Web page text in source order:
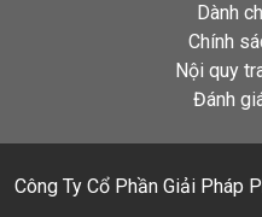
Dành
Chính
Nội quy
Đánh
Công Ty Cổ Phần Giải Pháp